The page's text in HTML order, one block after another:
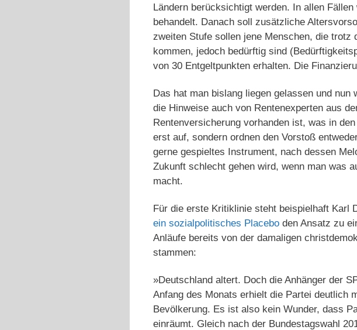
Ländern berücksichtigt werden. In allen
behandelt. Danach soll zusätzliche
zweiten Stufe sollen jene Menschen, die trotz
kommen, jedoch bedürftig sind
von 30 Entgeltpunkten erhalten. Die
Das hat man bislang liegen gelassen und
die Hinweise auch von Rentenexperten aus
Rentenversicherung vorhanden ist, was in
erst auf, sondern ordnen den Vorstoß
gerne gespieltes Instrument, nach dessen
Zukunft schlecht gehen wird, wenn man was
macht.
Für die erste Kritiklinie steht beispielhaft Karl
ein sozialpolitisches Placebo den Ansatz zu
Anläufe bereits von der damaligen
stammen:
»Deutschland altert. Doch die Anhänger der
Anfang des Monats erhielt die Partei deutlich
Bevölkerung. Es ist also kein Wunder, dass
einräumt. Gleich nach der Bundestagswahl